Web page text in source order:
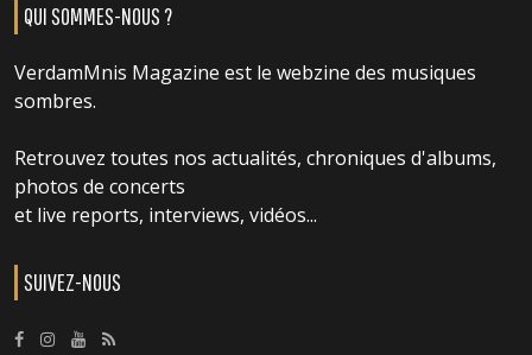
QUI SOMMES-NOUS ?
VerdamMnis Magazine est le webzine des musiques
sombres.
Retrouvez toutes nos actualités, chroniques d'albums,
photos de concerts
et live reports, interviews, vidéos...
SUIVEZ-NOUS